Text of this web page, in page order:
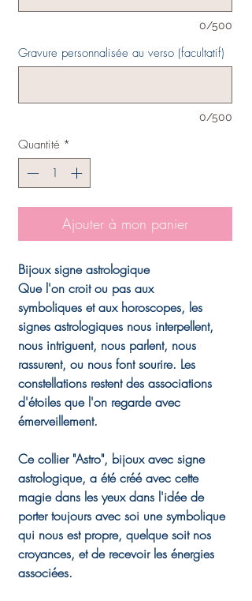
0/500
Gravure personnalisée au verso (facultatif)
0/500
Quantité *
Ajouter à mon panier
Bijoux signe astrologique
Que l'on croit ou pas aux
symboliques et aux horoscopes, les
signes astrologiques nous interpellent,
nous intriguent, nous parlent, nous
rassurent, ou nous font sourire. Les
constellations restent des associations
d'étoiles que l'on regarde avec
émerveillement.
Ce collier "Astro", bijoux avec signe
astrologique, a été créé avec cette
magie dans les yeux dans l'idée de
porter toujours avec soi une symbolique
qui nous est propre, quelque soit nos
croyances, et de recevoir les énergies
associées.